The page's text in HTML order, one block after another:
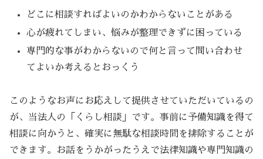
どこに相談すればよいのかわからないことがある
心が疲れてしまい、悩みが整理できずに困っている
専門的な事がわからないので何と言って問い合わせ
てよいか考えるとおっくう
このようなお声にお応えして提供させていただいているの
が、当法人の「くらし相談」です。事前に予備知識を得て
相談に向かうと、確実に無駄な相談時間を排除することが
できます。お話をうかがったうえで法律知識や専門知識の